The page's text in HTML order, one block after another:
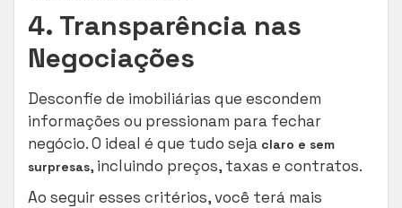
4. Transparência nas
Negociações
Desconfie de imobiliárias que escondem
informações ou pressionam para fechar
negócio. O ideal é que tudo seja claro e sem
surpresas, incluindo preços, taxas e contratos.
Ao seguir esses critérios, você terá mais